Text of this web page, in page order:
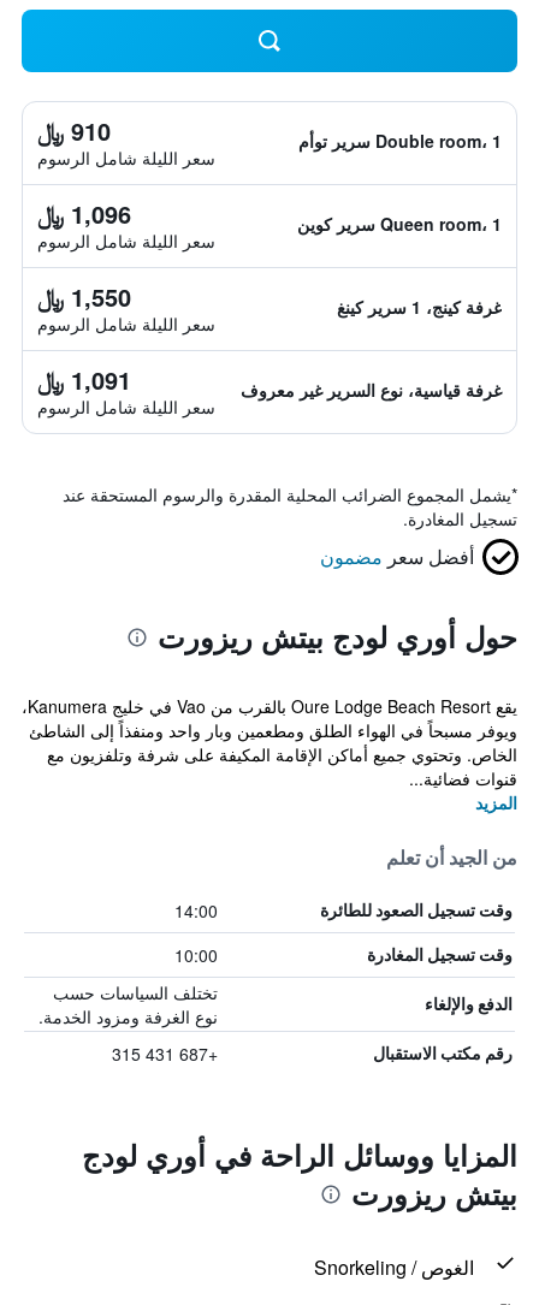
Double room، 1 سرير توأم 910 ﷼
سعر الليلة شامل الرسوم
Queen room، 1 سرير كوين 1,096 ﷼
سعر الليلة شامل الرسوم
غرفة كينج، 1 سرير كينغ 1,550 ﷼
سعر الليلة شامل الرسوم
غرفة قياسية، نوع السرير غير معروف 1,091 ﷼
سعر الليلة شامل الرسوم
*يشمل المجموع الضرائب المحلية المقدرة والرسوم المستحقة عند
تسجيل المغادرة.
أفضل سعر مضمون
حول أوري لودج بيتش ريزورت
يقع Oure Lodge Beach Resort بالقرب من Vao في خليج Kanumera،
ويوفر مسبحاً في الهواء الطلق ومطعمين وبار واحد ومنفذاً إلى الشاطئ
الخاص. وتحتوي جميع أماكن الإقامة المكيفة على شرفة وتلفزيون مع
قنوات فضائية...
المزيد
من الجيد أن تعلم
وقت تسجيل الصعود للطائرة 14:00
وقت تسجيل المغادرة 10:00
الدفع والإلغاء
تختلف السياسات حسب
نوع الغرفة ومزود الخدمة.
رقم مكتب الاستقبال +687 431 315
المزايا ووسائل الراحة في أوري لودج
بيتش ريزورت
الغوص / Snorkeling